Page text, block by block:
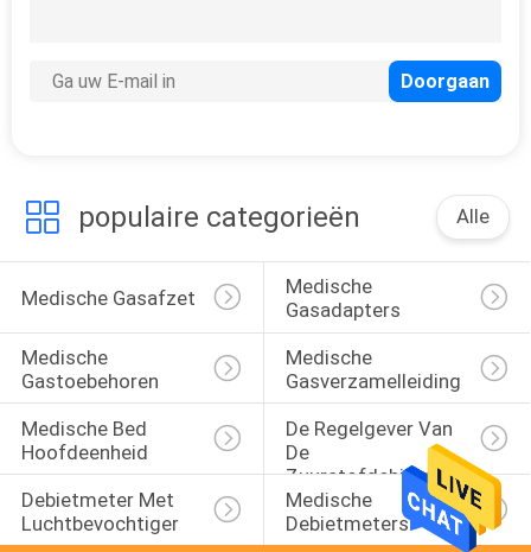
populaire categorieën Alle
Medische Gasafzet
Medische
Gasadapters
Medische
Gastoebehoren
Medische
Gasverzamelleiding
Medische Bed
Hoofdeenheid
De Regelgever Van
De
Zuurstofdebietmeter
Met
Luchtbevochtiger
Debietmeter Met
Luchtbevochtiger
Medische
Debietmeters